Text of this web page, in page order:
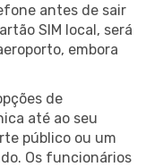
antes de sair
SIM local, será
embora
de
até ao seu
público ou um
Os funcionários